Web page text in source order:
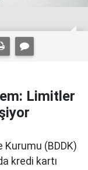
Limitler
Kurumu (BDDK)
kredi kartı